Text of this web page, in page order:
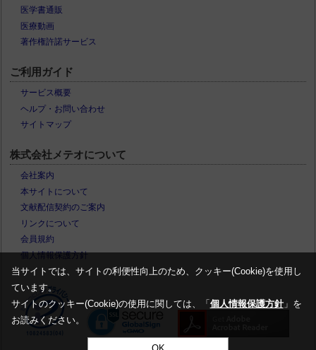
医学書通販
医療動画
著作権許諾サービス
ご利用ガイド
サービス概要
ヘルプ・お問い合わせ
サイトマップ
株式会社メテオについて
会社案内
本サイトについて
文献配信契約のご案内
リンクについて
会員規約
個人情報保護方針
当サイトでは、サイトの利便性向上のため、クッキー(Cookie)を使用し
ています。
サイトのクッキー(Cookie)の使用に関しては、「 個人情報保護方針」を
お読みください。